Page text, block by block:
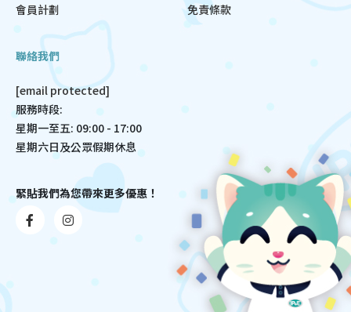
會員計劃
免責條款
聯絡我們
[email protected]
服務時段:
星期一至五: 09:00 - 17:00
星期六日及公眾假期休息
緊貼我們為您帶來更多優惠！